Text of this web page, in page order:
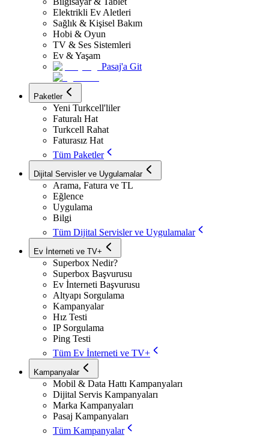
Elektrikli Ev Aletleri
Sağlık & Kişisel Bakım
Hobi & Oyun
TV & Ses Sistemleri
Ev & Yaşam
Pasaj'a Git
Paketler
Yeni Turkcell'liler
Faturalı Hat
Turkcell Rahat
Faturasız Hat
Tüm Paketler
Dijital Servisler ve Uygulamalar
Arama, Fatura ve TL
Eğlence
Uygulama
Bilgi
Tüm Dijital Servisler ve Uygulamalar
Ev İnterneti ve TV+
Superbox Nedir?
Superbox Başvurusu
Ev İnterneti Başvurusu
Altyapı Sorgulama
Kampanyalar
Hız Testi
IP Sorgulama
Ping Testi
Tüm Ev İnterneti ve TV+
Kampanyalar
Mobil & Data Hattı Kampanyaları
Dijital Servis Kampanyaları
Marka Kampanyaları
Pasaj Kampanyaları
Tüm Kampanyalar